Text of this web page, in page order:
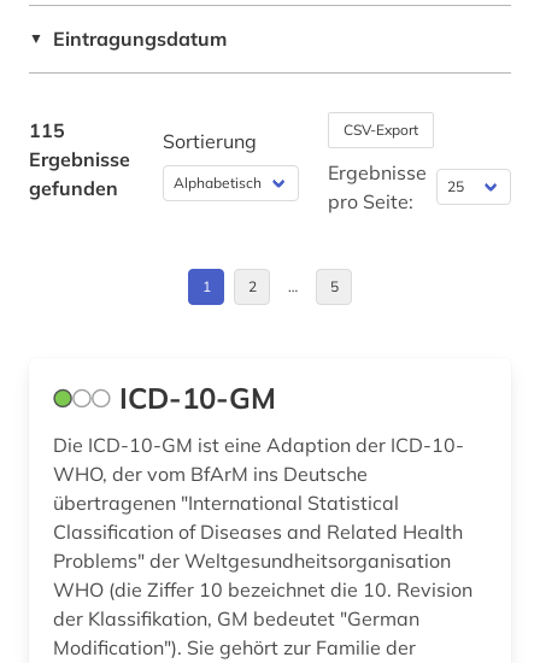
diagnostik (1)
dokumentenserver (1)
elektronische zeitschrift (1)
epidemie (1)
epidemologie (1)
ernährung (1)
ernährungswissenschaft (1)
eth zürich (1)
ethik (1)
▼ Eintragungsdatum
115
Ergebnisse
gefunden
Sortierung CSV-Export
Ergebnisse
pro Seite:
1 2 … 5
ICD-10-GM
Die ICD-10-GM ist eine Adaption der ICD-10-
WHO, der vom BfArM ins Deutsche
übertragenen "International Statistical
Classification of Diseases and Related Health
Problems" der Weltgesundheitsorganisation
WHO (die Ziffer 10 bezeichnet die 10. Revision
der Klassifikation, GM bedeutet "German
Modification"). Sie gehört zur Familie der